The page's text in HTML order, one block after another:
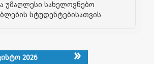
უმაღლესი სახელოვნებო
სტუდენტებისათვის
2026 »